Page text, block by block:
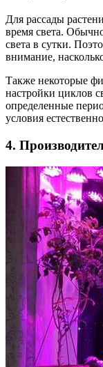
Для рассады
время света.
света в сутки.
внимание,
Также некоторые
настройки циклов
определенные
условия
4.